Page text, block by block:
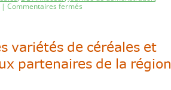
| Commentaires fermés
variétés de céréales et
partenaires de la région